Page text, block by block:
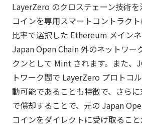
LayerZero のクロスチェーン技術
コインを専用スマートコントラク
比率で選択した Ethereum メイン
Japan Open Chain 外のネットワー
クンとして Mint されます。また、
トワーク間で LayerZero プロトコ
動可能であることも特徴で、さら
で償却することで、元の Japan
コインをダイレクトに受け取ること